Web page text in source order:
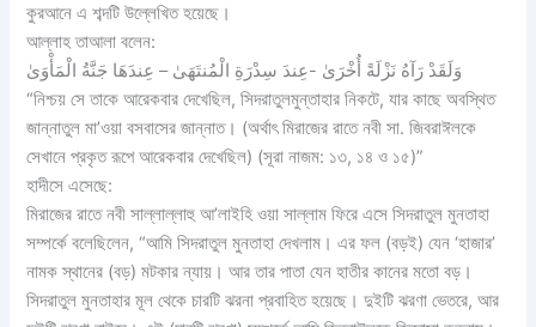
কুরআনে এ শব্দটি উল্লেখিত হয়েছে।
আল্লাহ তাআলা বলেন:
وَلَقَدْ رَآهُ نَزْلَةً أُخْرَىٰ -عِندَ سِدْرَةِ الْمُنتَهَىٰ – عِندَهَا جَنَّةُ الْمَأْوَىٰ
“নিশ্চয় সে তাকে আরেকবার দেখেছিল, সিদরাতুলমুন্তাহার নিকটে, যার কাছে অবস্থিত
জান্নাতুল মা’ওয়া বসবাসের জান্নাত। (অর্থাৎ মিরাজের রাতে নবী সা. জিবরাঈলকে
সেখানে প্রকৃত রূপে আরেকবার দেখেছিল) (সূরা নাজম: ১৩, ১৪ ও ১৫)”
হাদীসে এসেছে:
মিরাজের রাতে নবী সাল্লাল্লাহু আ’লাইহি ওয়া সাল্লাম ফিরে এসে সিদরাতুল মুনতাহা
সম্পর্কে বলেছিলেন, “আমি সিদরাতুল মুনতাহা দেখলাম। এর ফল (বড়ই) যেন ‘হাজার’
নামক স্থানের (বড়) মটকার ন্যায়। আর তার পাতা যেন হাতীর কানের মতো বড়।
সিদরাতুল মুনতাহার মূল থেকে চারটি ঝরনা প্রবাহিত হয়েছে। দুইটি ঝরণা ভেতরে, আর